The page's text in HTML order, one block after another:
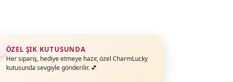
ÖZEL ŞIK KUTUSUNDA
Her sipariş, hediye etmeye hazır, özel CharmLucky
kutusunda sevgiyle gönderilir. 💕